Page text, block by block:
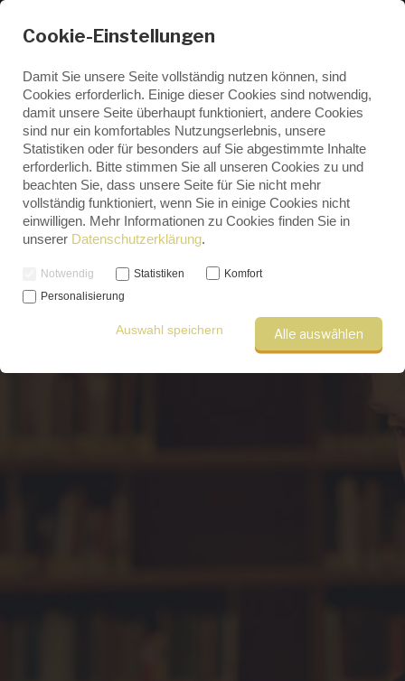
ENGLISH
GERMAN
Archive
Cookie-Einstellungen
Damit Sie unsere Seite vollständig nutzen können, sind
Cookies erforderlich. Einige dieser Cookies sind notwendig,
damit unsere Seite überhaupt funktioniert, andere Cookies
sind nur ein komfortables Nutzungserlebnis, unsere
Statistiken oder für besonders auf Sie abgestimmte Inhalte
erforderlich. Bitte stimmen Sie all unseren Cookies zu und
beachten Sie, dass unsere Seite für Sie nicht mehr
vollständig funktioniert, wenn Sie in einige Cookies nicht
einwilligen. Mehr Informationen zu Cookies finden Sie in
unserer Datenschutzerklärung.
Notwendig Statistiken
Komfort
Personalisierung
Auswahl speichern Alle auswählen